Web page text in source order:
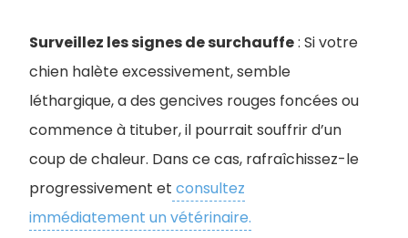
Surveillez les signes de surchauffe: Si votre
chien halète excessivement, semble
léthargique, a des gencives rouges foncées ou
commence à tituber, il pourrait souffrir d’un
coup de chaleur. Dans ce cas, rafraîchissez-le
progressivement et consultez
immédiatement un vétérinaire.